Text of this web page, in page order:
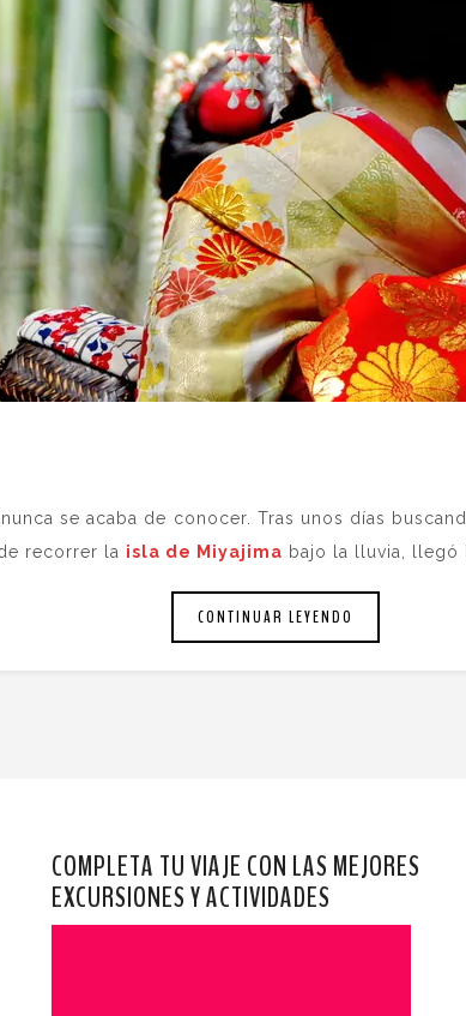
se acaba de conocer. Tras unos días
recorrer la isla de Miyajima bajo la lluvia, llegó
CONTINUAR LEYENDO
COMPLETA TU VIAJE CON LAS MEJORES
EXCURSIONES Y ACTIVIDADES